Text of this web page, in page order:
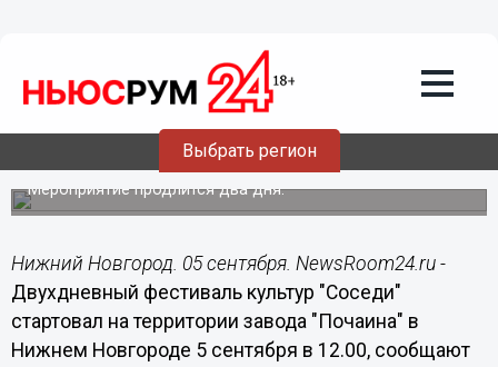
Выбрать регион
Понарошку пожениться по разным
обычаям можно на фестивале
"Соседи" в Нижнем Новгороде
Мероприятие продлится два дня.
Нижний Новгород. 05 сентября. NewsRoom24.ru -
Двухдневный фестиваль культур "Соседи"
стартовал на территории завода "Почаина" в
Нижнем Новгороде 5 сентября в 12.00, сообщают